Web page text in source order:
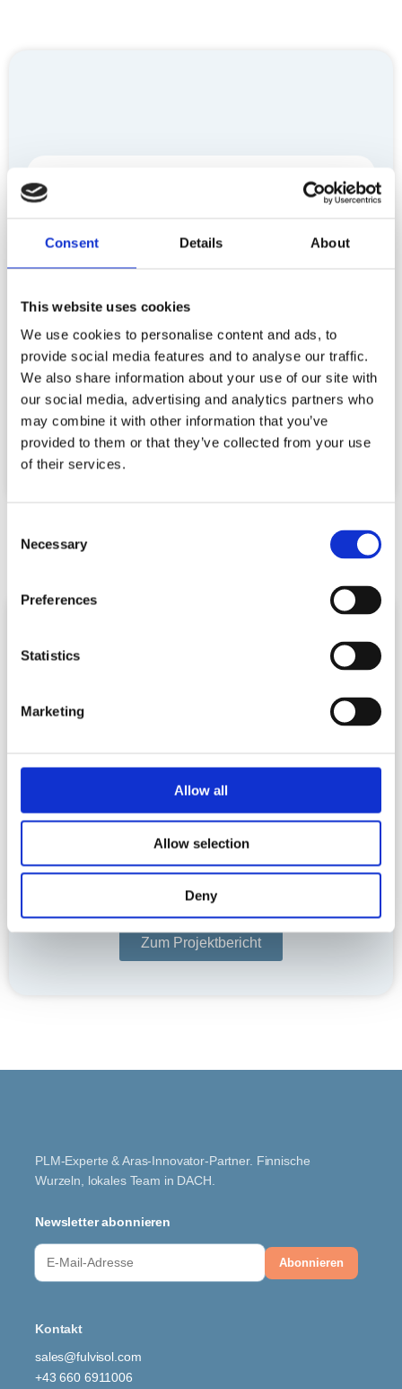
Consent Details About
This website uses cookies
We use cookies to personalise content and ads, to
provide social media features and to analyse our traffic.
We also share information about your use of our site with
our social media, advertising and analytics partners who
may combine it with other information that you’ve
provided to them or that they’ve collected from your use
of their services.
Selection
Necessary
Preferences
Statistics
Marketing
Allow all
Allow selection
Deny
Fulvisol unterstützte OptoFidelity, einen Hersteller
von Prüfsystemen für intelligente Geräte, bei der
Produktvielfalt. Mit Hilfe von Fulvisol und der
abgebildet und ein durchgängiger
Informationsfluss ermöglicht den effizienten Zugriff
auf Produktdaten. Das Unternehmen kann so
operatives Wachstum und steigende
Produktkomplexität besser in Einklang bringen.
Zum Projektbericht
Fulvisol unterstützte Tamturbo, einen Hersteller
Anpassung von Abläufen während einer
Wachstumsphase. Mit dem Aras PLM-System half
zentralisieren und Prozesse zu standardisieren.
Dies führte zu effizienterem Arbeiten, einem
einfacheren Informationszugriff und dem Abbau
von abteilungsbezogenen Datensilos.
Zum Projektbericht
PLM-Experte & Aras-Innovator-Partner. Finnische
Wurzeln, lokales Team in DACH.
Newsletter abonnieren
Kontakt
sales@fulvisol.com
+43 660 6911006